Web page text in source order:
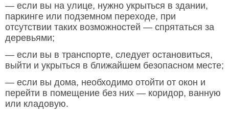
— если вы на улице, нужно укрыться в здании,
паркинге или подземном переходе, при
отсутствии таких возможностей — спрятаться за
деревьями;
— если вы в транспорте, следует остановиться,
выйти и укрыться в ближайшем безопасном месте;
— если вы дома, необходимо отойти от окон и
перейти в помещение без них — коридор, ванную
или кладовую.